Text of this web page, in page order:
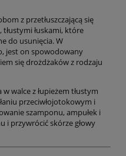
z przetłuszczającą się
tłustymi łuskami, które
do usunięcia. W
jest on spowodowany
się drożdżaków z rodzaju
walce z łupieżem tłustym
przeciwłojotokowym i
szamponu, ampułek i
i przywrócić skórze głowy